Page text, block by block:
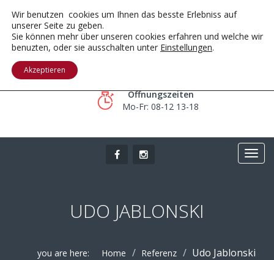
Telefon
Öffnungszeiten
Mo-Fr: 08-12 13-18
UDO JABLONSKI
you are here: Home Referenz Udo Jablonski
Wir benutzen cookies um Ihnen das besste Erlebniss auf
unserer Seite zu geben.
Sie können mehr über unseren cookies erfahren und welche wir
benuzten, oder sie ausschalten unter Einstellungen.
Akzeptieren